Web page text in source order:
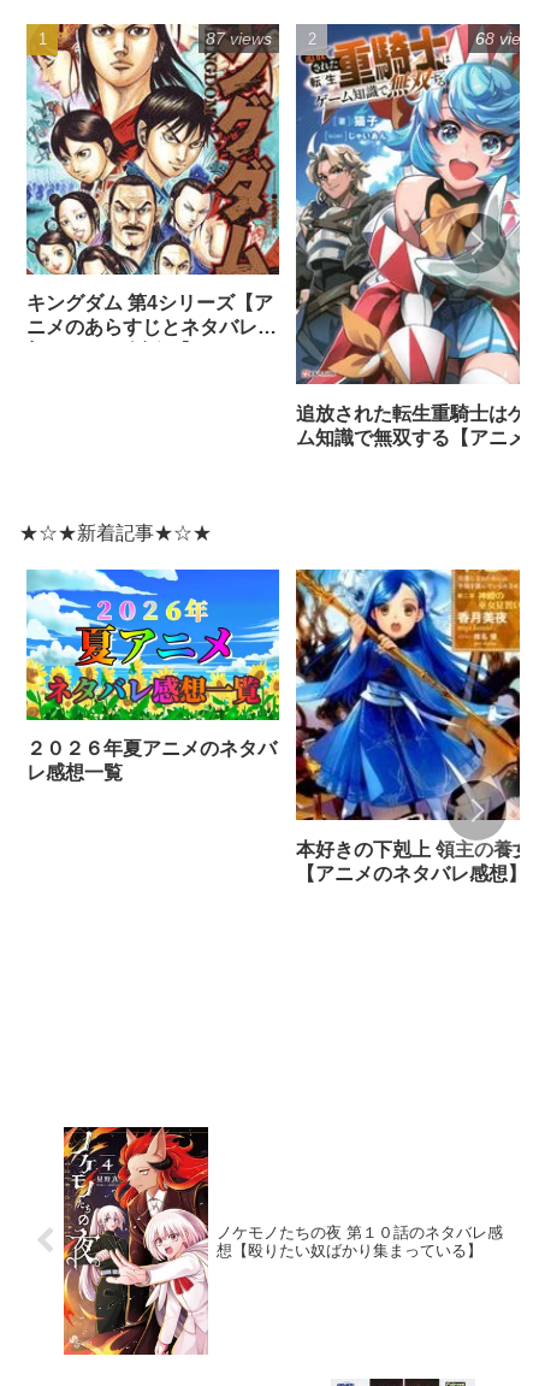
キングダム 第4シリーズ【ア
ニメのあらすじとネタバレ感
87 views
追放された転生重騎士はゲ
ム知識で無双する【アニメ
68
★☆★新着記事★☆★
２０２６年夏アニメのネタバ
レ感想一覧
本好きの下剋上 領主の養女
【アニメのネタバレ感想】
ノケモノたちの夜 第１０話のネタバレ感
想【殴りたい奴ばかり集まっている】